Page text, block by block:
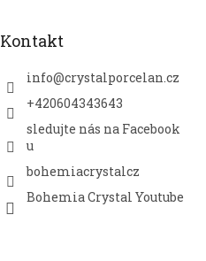
Kontakt
info@crystalporcelan.cz
+420604343643
sledujte nás na Facebook
u
bohemiacrystalcz
Bohemia Crystal Youtube